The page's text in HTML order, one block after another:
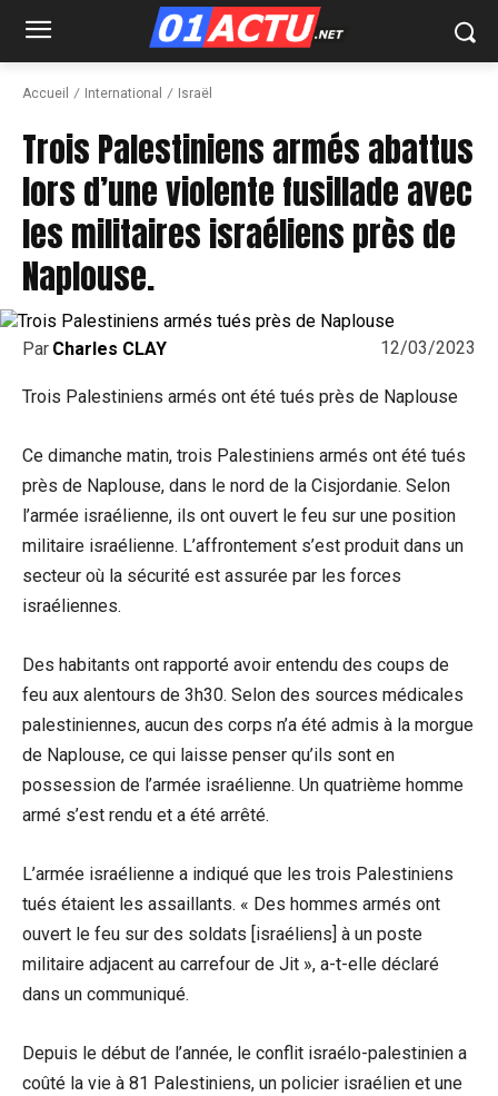
Accueil International Israël
Trois Palestiniens armés abattus
lors d’une violente fusillade avec
les militaires israéliens près de
Naplouse.
12/03/2023
Par Charles CLAY
Trois Palestiniens armés ont été tués près de Naplouse
Ce dimanche matin, trois Palestiniens armés ont été tués
près de Naplouse, dans le nord de la Cisjordanie. Selon
l’armée israélienne, ils ont ouvert le feu sur une position
militaire israélienne. L’affrontement s’est produit dans un
secteur où la sécurité est assurée par les forces
israéliennes.
Des habitants ont rapporté avoir entendu des coups de
feu aux alentours de 3h30. Selon des sources médicales
palestiniennes, aucun des corps n’a été admis à la morgue
de Naplouse, ce qui laisse penser qu’ils sont en
possession de l’armée israélienne. Un quatrième homme
armé s’est rendu et a été arrêté.
L’armée israélienne a indiqué que les trois Palestiniens
tués étaient les assaillants. « Des hommes armés ont
ouvert le feu sur des soldats [israéliens] à un poste
militaire adjacent au carrefour de Jit », a-t-elle déclaré
dans un communiqué.
Depuis le début de l’année, le conflit israélo-palestinien a
coûté la vie à 81 Palestiniens, un policier israélien et une